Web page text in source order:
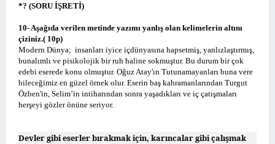
*? (SORU İŞRETİ)
10-Aşağıda verilen metinde yazımı yanlış olan kelimelerin altını
çiziniz.( 10p)
Modern Dünya; insanları iyice içdünyasına hapsetmiş, yanlızlaştırmış,
bunalımlı ve pisikolojik bir ruh haline sokmuştur. Bu durum bir çok
edebi eserede konu olmuştur. Oğuz Atay'ın Tutunamayanları buna vere
bileceğimiz en güzel örnek olur. Eserin baş kahramanlarından Turgut
Özben'in, Selim’in intiharından sonra yaşadıkları ve iç çatışmaları
herşeyi gözler önüne seriyor.
Devler gibi eserler bırakmak için, karıncalar gibi çalışmak